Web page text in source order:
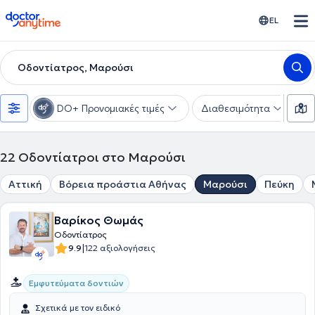
doctoranytime EL
Οδοντίατρος, Μαρούσι
DO+ Προνομιακές τιμές Διαθεσιμότητα
22 Οδοντίατροι στο Μαρούσι
Αττική Βόρεια προάστια Αθήνας Μαρούσι Πεύκη
Βαρίκος Θωμάς
Οδοντίατρος
9.9|122 αξιολογήσεις
Εμφυτεύματα δοντιών
Σχετικά με τον ειδικό